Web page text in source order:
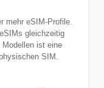
mehr eSIM-Profile.
gleichzeitig
ist eine
SIM.